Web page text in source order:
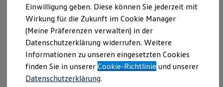
Großkunden
Kommunen & Behörden
Journalisten
Sportvereine
Branchenlösungen
Bau & Handwerk
Gewerbliche Personenbeförderung
Service & mobile Werkstätten
Kurier, Logistik & Handel
Rechtliches
Hier finden Sie Informationen über die
Adolf Berning KG als verantwortliche
Anbieterin von Inhalten und Angeboten,
die auf dieser Webseite speziell
Einwilligung geben. Diese können Sie jederzeit mit
Wirkung für die Zukunft im Cookie Manager
(Meine Präferenzen verwalten) in der
Datenschutzerklärung widerrufen. Weitere
Informationen zu unseren eingesetzten Cookies
finden Sie in unsererCookie-Richtlinie und unserer
Datenschutzerklärung.